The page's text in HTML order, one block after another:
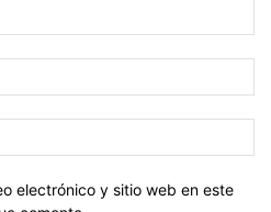
electrónico y sitio web en este